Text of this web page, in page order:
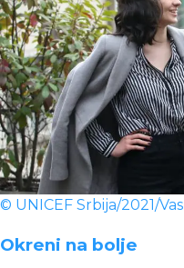
© UNICEF Srbija/2021/Vas
Okreni na bolje